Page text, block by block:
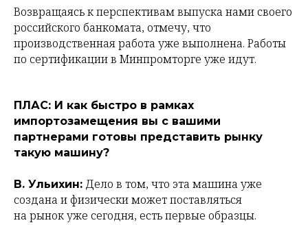
Возвращаясь к перспективам выпуска нами своего
российского банкомата, отмечу, что
производственная работа уже выполнена. Работы
по сертификации в Минпромторге уже идут.
ПЛАС: И как быстро в рамках
импортозамещения вы с вашими
партнерами готовы представить рынку
такую машину?
В. Ульихин: Дело в том, что эта машина уже
создана и физически может поставляться
на рынок уже сегодня, есть первые образцы.